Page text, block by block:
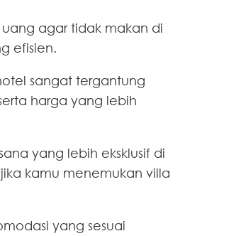
agar tidak makan di
efisien.
sangat tergantung
harga yang lebih
yang lebih eksklusif di
kamu menemukan villa
yang sesuai